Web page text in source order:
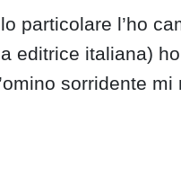
particolare l’ho
editrice italiana)
sorridente